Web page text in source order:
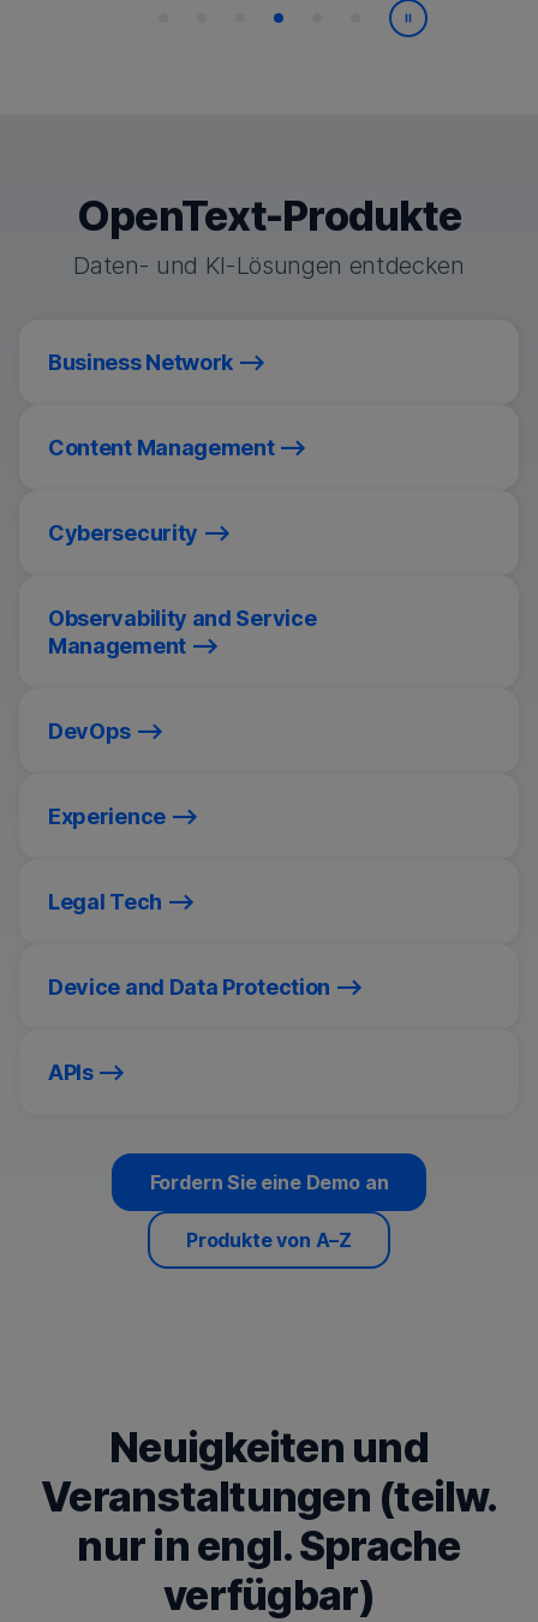
Wiedergabe/
OpenText-Produkte
Daten- und KI-Lösungen entdecken
Business Network
Content Management
Cybersecurity
Observability and Service
Management
DevOps
Experience
Legal Tech
Device and Data Protection
APIs
Fordern Sie eine Demo an
Produkte von A–Z
Neuigkeiten und
Veranstaltungen (teilw.
nur in engl. Sprache
verfügbar)